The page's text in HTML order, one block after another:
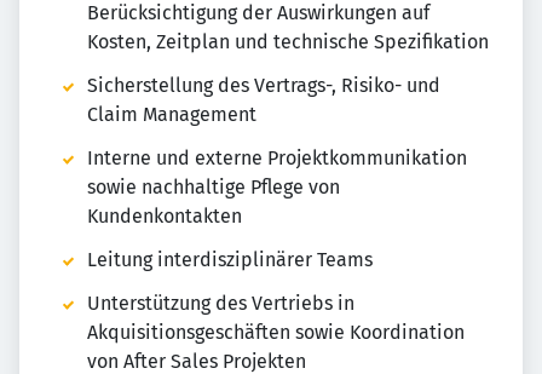
Berücksichtigung der Auswirkungen auf
Kosten, Zeitplan und technische Spezifikation
Sicherstellung des Vertrags-, Risiko- und
Claim Management
Interne und externe Projektkommunikation
sowie nachhaltige Pflege von
Kundenkontakten
Leitung interdisziplinärer Teams
Unterstützung des Vertriebs in
Akquisitionsgeschäften sowie Koordination
von After Sales Projekten